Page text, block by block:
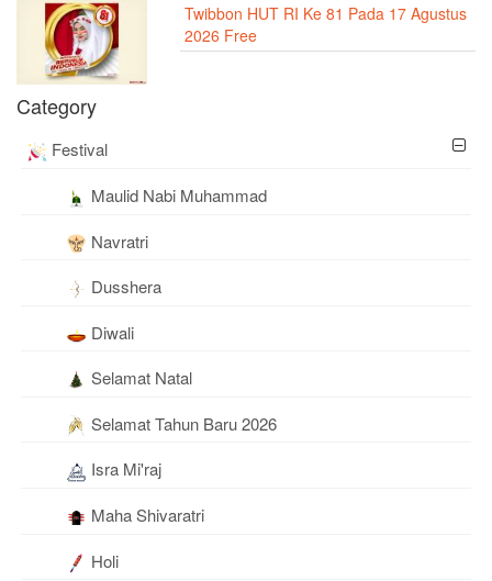
Twibbon HUT RI Ke 81 Pada 17 Agustus
2026 Free
Category
Festival
Maulid Nabi Muhammad
Navratri
Dusshera
Diwali
Selamat Natal
Selamat Tahun Baru 2026
Isra Mi'raj
Maha Shivaratri
Holi